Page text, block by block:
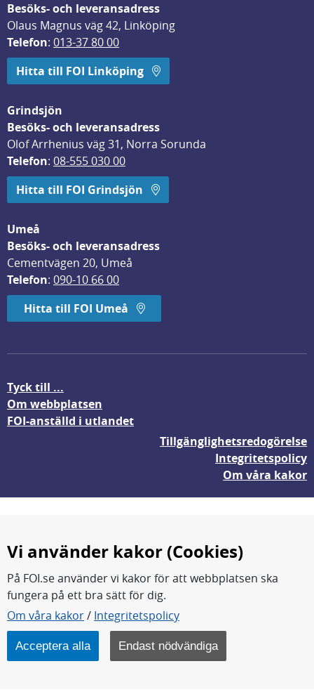
Besöks- och leveransadress
Olaus Magnus väg 42, Linköping
Telefon: 013-37 80 00
Hitta till FOI Linköping
Grindsjön
Besöks- och leveransadress
Olof Arrhenius väg 31, Norra Sorunda
Telefon: 08-555 030 00
Hitta till FOI Grindsjön
Umeå
Besöks- och leveransadress
Cementvägen 20, Umeå
Telefon: 090-10 66 00
Hitta till FOI Umeå
Tyck till ...
Om webbplatsen
FOI-anställd i utlandet
Tillgänglighetsredogörelse
Integritetspolicy
Om våra kakor
FOI forskar för en säkrare värld.
FOI:s kärnverksamhet är forskning, metod- och
teknikutveckling samt analyser och studier.
Myndigheten ligger under Försvarsdepartementet.
Vi använder kakor (Cookies)
På FOI.se använder vi kakor för att webbplatsen ska
fungera på ett bra sätt för dig.
Om våra kakor/ Integritetspolicy
Acceptera alla Endast nödvändiga